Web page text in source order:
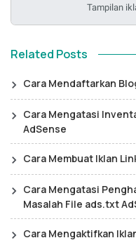
Tampilan
Related Posts
Cara Mendaftarkan
Cara Mengatasi
AdSense
Cara Membuat Iklan
Cara Mengatasi
Masalah File ads.txt
Cara Mengaktifkan